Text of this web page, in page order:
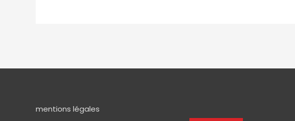
mentions légales